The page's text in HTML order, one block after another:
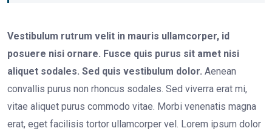
Vestibulum rutrum velit in mauris ullamcorper, id
posuere nisi ornare. Fusce quis purus sit amet nisi
aliquet sodales. Sed quis vestibulum dolor. Aenean
convallis purus non rhoncus sodales. Sed viverra erat mi,
vitae aliquet purus commodo vitae. Morbi venenatis magna
erat, eget facilisis tortor ullamcorper vel. Lorem ipsum dolor